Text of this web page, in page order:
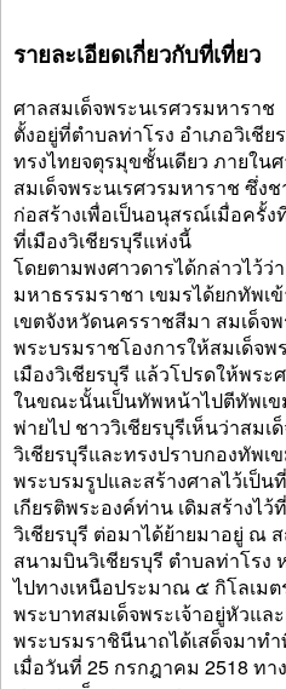
รายละเอียดเกี่ยวกับที่เที่ยว
ศาลสมเด็จพระนเรศวรมหาราช
ตั้งอยู่ที่ตำบลท่าโรง อำเภอวิเชี
ทรงไทยจตุรมุขชั้นเดียว ภายใน
สมเด็จพระนเรศวรมหาราช ซึ่ง
ก่อสร้างเพื่อเป็นอนุสรณ์เมื่อครั้
ที่เมืองวิเชียรบุรีแห่งนี้
โดยตามพงศาวดารได้กล่าวไว้ว่
มหาธรรมราชา เขมรได้ยกทัพ
เขตจังหวัดนครราชสีมา สมเด็จ
พระบรมราชโองการให้สมเด็จ
เมืองวิเชียรบุรี แล้วโปรดให้พระ
ในขณะนั้นเป็นทัพหน้าไปตีทัพเ
พ่ายไป ชาววิเชียรบุรีเห็นว่าสมเ
วิเชียรบุรีและทรงปราบกองทัพเ
พระบรมรูปและสร้างศาลไว้เป็น
เกียรติพระองค์ท่าน เดิมสร้างไ
วิเชียรบุรี ต่อมาได้ย้ายมาอยู่ ณ
สนามบินวิเชียรบุรี ตำบลท่าโรง
ไปทางเหนือประมาณ ๕ กิโลเมต
พระบาทสมเด็จพระเจ้าอยู่หัวแล
พระบรมราชินีนาถได้เสด็จมาท
เมื่อวันที่ 25 กรกฎาคม 2518 ทา